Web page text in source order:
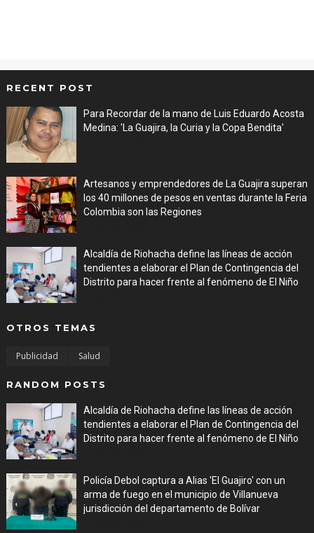
RECENT POST
Para Recordar de la mano de Luis Eduardo Acosta
Medina: 'La Guajira, la Curia y la Copa Bendita'
Artesanos y emprendedores de La Guajira superan
los 40 millones de pesos en ventas durante la Feria
Colombia son las Regiones
Alcaldía de Riohacha define las líneas de acción
tendientes a elaborar el Plan de Contingencia del
Distrito para hacer frente al fenómeno de El Niño
OTROS TEMAS
Publicidad Salud
RANDOM POSTS
Alcaldía de Riohacha define las líneas de acción
tendientes a elaborar el Plan de Contingencia del
Distrito para hacer frente al fenómeno de El Niño
Policía Debol captura a Alias 'El Guajiro' con un
arma de fuego en el municipio de Villanueva
jurisdicción del departamento de Bolívar